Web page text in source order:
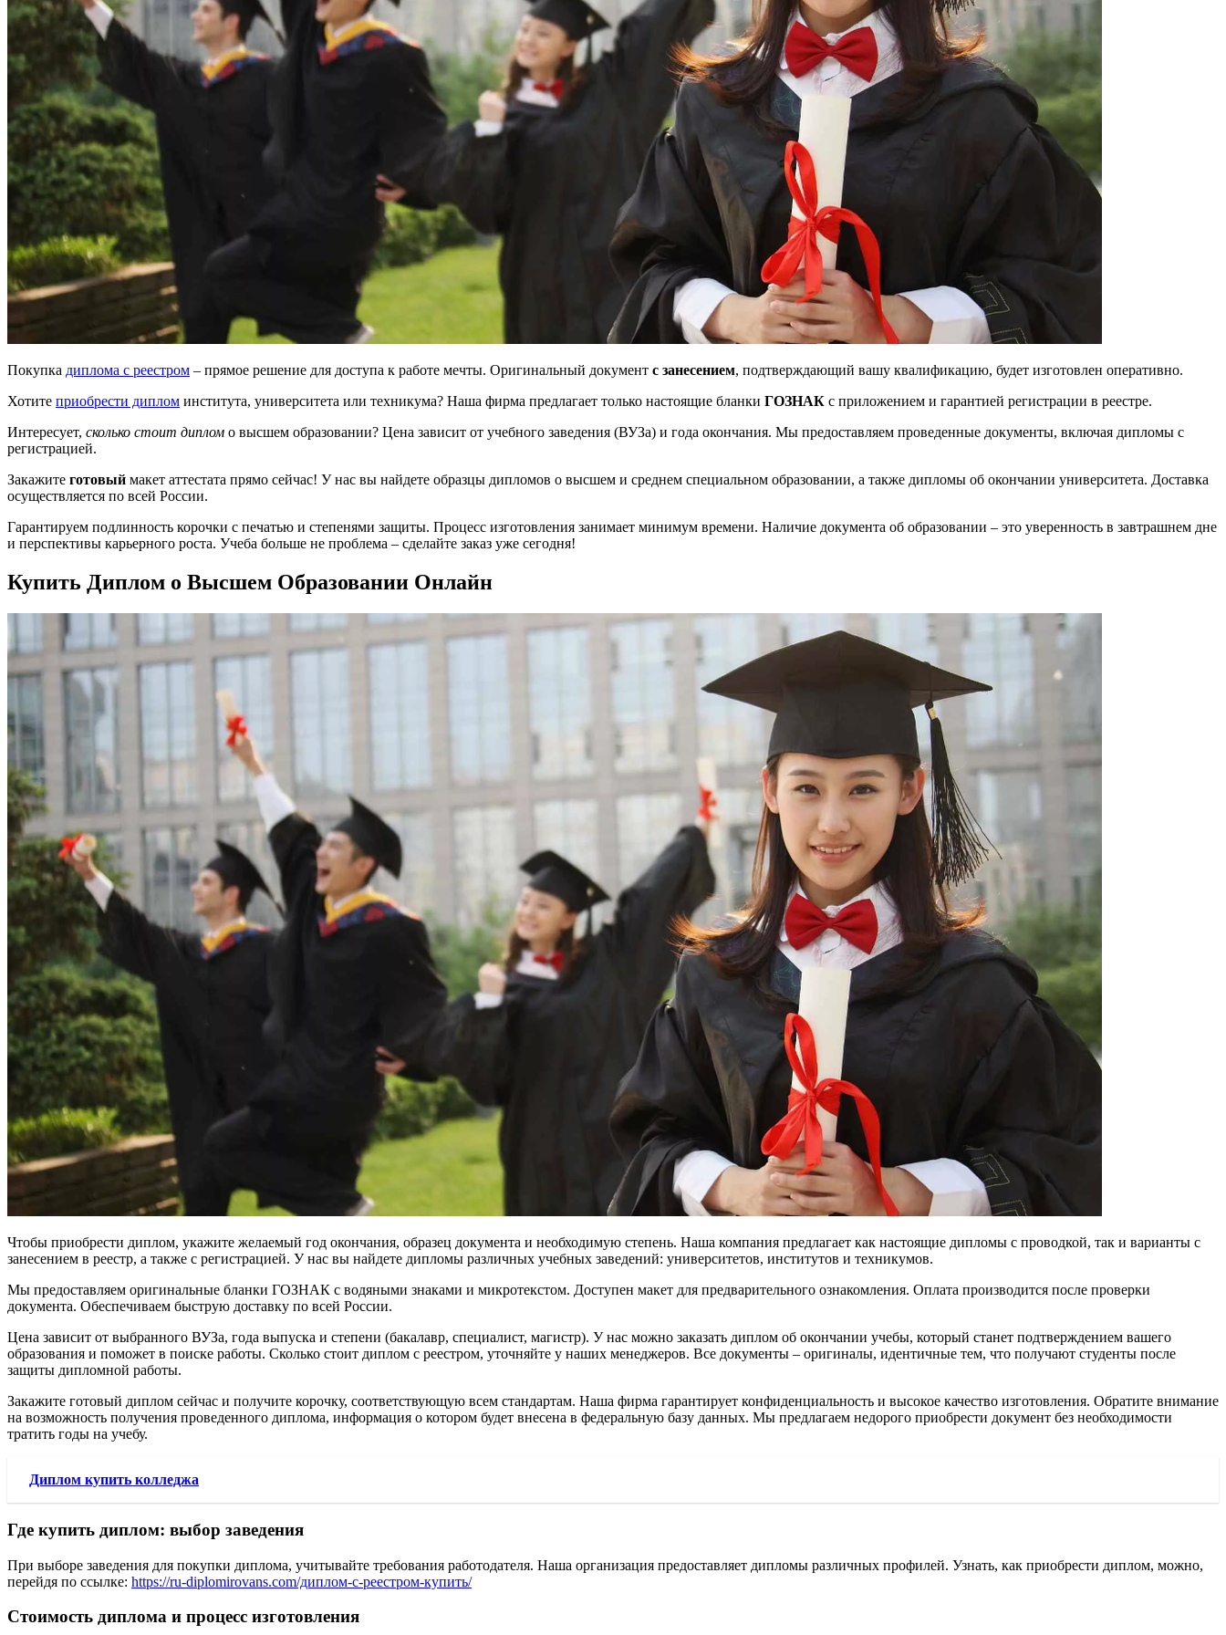
Покупка диплома с реестром – прямое решение для доступа к работе мечты. Оригинальный документ с занесением, подтверждающий вашу квалификацию, будет изготовлен оперативно.
Хотите приобрести диплом института, университета или техникума? Наша фирма предлагает только настоящие бланки ГОЗНАК с приложением и гарантией регистрации в реестре.
Интересует, сколько стоит диплом о высшем образовании? Цена зависит от учебного заведения (ВУЗа) и года окончания. Мы предоставляем проведенные документы, включая дипломы с
регистрацией.
Закажите готовый макет аттестата прямо сейчас! У нас вы найдете образцы дипломов о высшем и среднем специальном образовании, а также дипломы об окончании университета. Доставка
осуществляется по всей России.
Гарантируем подлинность корочки с печатью и степенями защиты. Процесс изготовления занимает минимум времени. Наличие документа об образовании – это уверенность в завтрашнем дне
и перспективы карьерного роста. Учеба больше не проблема – сделайте заказ уже сегодня!
Купить Диплом о Высшем Образовании Онлайн
Чтобы приобрести диплом, укажите желаемый год окончания, образец документа и необходимую степень. Наша компания предлагает как настоящие дипломы с проводкой, так и варианты с
занесением в реестр, а также с регистрацией. У нас вы найдете дипломы различных учебных заведений: университетов, институтов и техникумов.
Мы предоставляем оригинальные бланки ГОЗНАК с водяными знаками и микротекстом. Доступен макет для предварительного ознакомления. Оплата производится после проверки
документа. Обеспечиваем быструю доставку по всей России.
Цена зависит от выбранного ВУЗа, года выпуска и степени (бакалавр, специалист, магистр). У нас можно заказать диплом об окончании учебы, который станет подтверждением вашего
образования и поможет в поиске работы. Сколько стоит диплом с реестром, уточняйте у наших менеджеров. Все документы – оригиналы, идентичные тем, что получают студенты после
защиты дипломной работы.
Закажите готовый диплом сейчас и получите корочку, соответствующую всем стандартам. Наша фирма гарантирует конфиденциальность и высокое качество изготовления. Обратите внимание
на возможность получения проведенного диплома, информация о котором будет внесена в федеральную базу данных. Мы предлагаем недорого приобрести документ без необходимости
тратить годы на учебу.
Диплом купить колледжа
Где купить диплом: выбор заведения
При выборе заведения для покупки диплома, учитывайте требования работодателя. Наша организация предоставляет дипломы различных профилей. Узнать, как приобрести диплом, можно,
перейдя по ссылке: https://ru-diplomirovans.com/диплом-с-реестром-купить/
Стоимость диплома и процесс изготовления